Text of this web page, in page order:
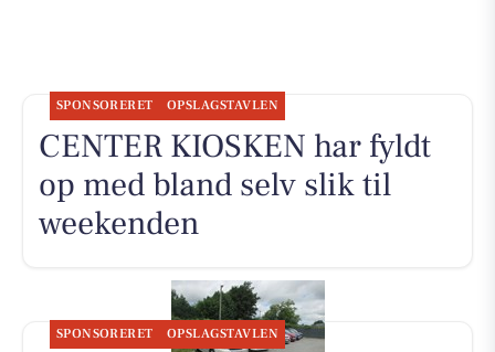
SPONSORERET OPSLAGSTAVLEN
CENTER KIOSKEN har fyldt
op med bland selv slik til
weekenden
SPONSORERET OPSLAGSTAVLEN